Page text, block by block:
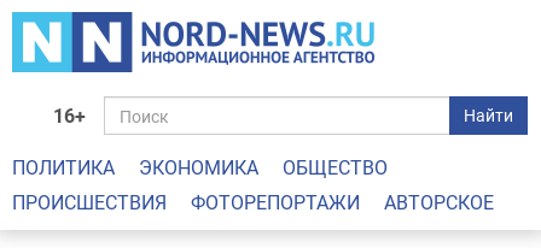
16+ Найти
ПОЛИТИКА ЭКОНОМИКА
ОБЩЕСТВО
ПРОИСШЕСТВИЯ
ФОТОРЕПОРТАЖИ АВТОРСКОЕ